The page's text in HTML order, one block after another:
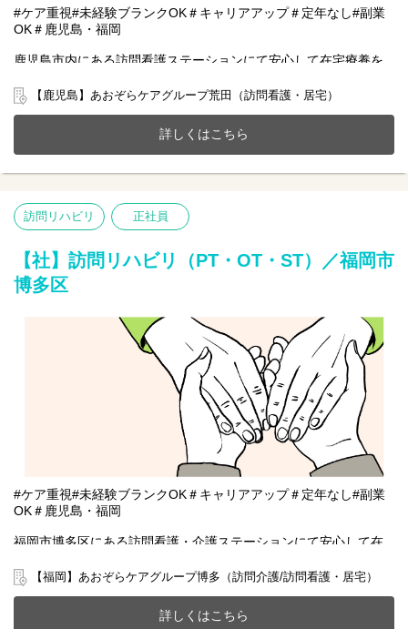
#ケア重視#未経験ブランクOK＃キャリアアップ＃定年なし#副業
OK＃鹿児島・福岡
鹿児島市内にある訪問看護ステーションにて安心して在宅療養を
20～70代まで幅広い年齢層の方が活躍中です。
今までのご経験やスキルを当社で発揮して頂ける方を募集してい
【仕事内容】訪問リハビリ業務全般 ※直行直帰OK
訪問看護ステーションからご利用者様宅を訪問し、一人一人に寄
●健康状態の観察（バイタルチェックなど）
●利用者様へのリハビリテーション
●食事や文字書き取りの訓練など
【鹿児島】あおぞらケアグループ荒田（訪問看護・居宅）
詳しくはこちら
訪問リハビリ 正社員
【社】訪問リハビリ（PT・OT・ST）／福岡市
博多区
#ケア重視#未経験ブランクOK＃キャリアアップ＃定年なし#副業
OK＃鹿児島・福岡
福岡市博多区にある訪問看護・介護ステーションにて安心して在
20～70代まで幅広い年齢層の方が活躍中です。
今までのご経験やスキルを当社で発揮して頂ける方を募集してい
【福岡】あおぞらケアグループ博多（訪問介護/訪問看護・居宅）
詳しくはこちら